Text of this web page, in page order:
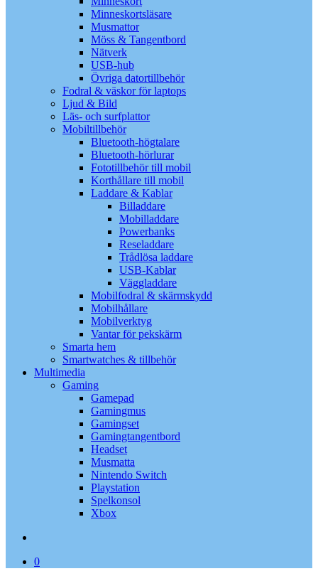
Minneskortsläsare
Musmattor
Möss & Tangentbord
Nätverk
USB-hub
Övriga datortillbehör
Fodral & väskor för laptops
Ljud & Bild
Läs- och surfplattor
Mobiltillbehör
Bluetooth-högtalare
Bluetooth-hörlurar
Fototillbehör till mobil
Korthållare till mobil
Laddare & Kablar
Billaddare
Mobilladdare
Powerbanks
Reseladdare
Trådlösa laddare
USB-Kablar
Väggladdare
Mobilfodral & skärmskydd
Mobilhållare
Mobilverktyg
Vantar för pekskärm
Smarta hem
Smartwatches & tillbehör
Multimedia
Gaming
Gamepad
Gamingmus
Gamingset
Gamingtangentbord
Headset
Musmatta
Nintendo Switch
Playstation
Spelkonsol
Xbox
0